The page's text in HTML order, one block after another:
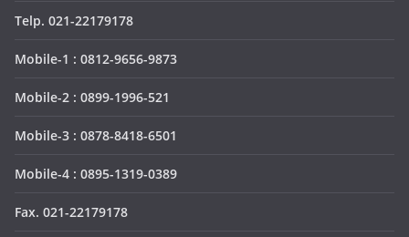
Telp. 021-22179178
Mobile-1 : 0812-9656-9873
Mobile-2 : 0899-1996-521
Mobile-3 : 0878-8418-6501
Mobile-4 : 0895-1319-0389
Fax. 021-22179178